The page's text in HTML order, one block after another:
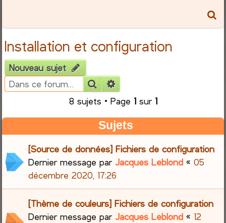
r
c
Installation et configuration
Nouveau sujet
Rechercher
8 sujets • Page 1sur 1
Sujets
[Source de données] Fichiers de configuration
Dernier message parJacques Leblond «05
décembre 2020, 17:26
[Thème de couleurs] Fichiers de configuration
Dernier message parJacques Leblond « 12